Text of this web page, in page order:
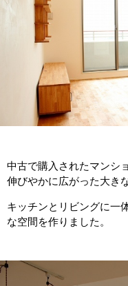
中古で購入されたマンシ
伸びやかに広がった大き
キッチンとリビングに一
な空間を作りました。